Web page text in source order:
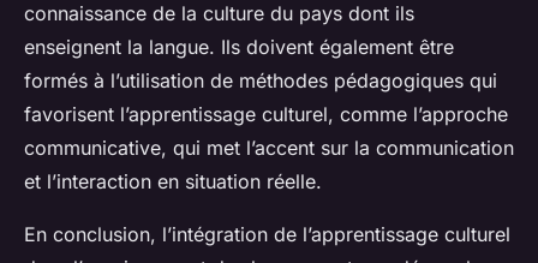
connaissance de la culture du pays dont ils
enseignent la langue. Ils doivent également être
formés à l’utilisation de méthodes pédagogiques qui
favorisent l’apprentissage culturel, comme l’approche
communicative, qui met l’accent sur la communication
et l’interaction en situation réelle.
En conclusion, l’intégration de l’apprentissage culturel